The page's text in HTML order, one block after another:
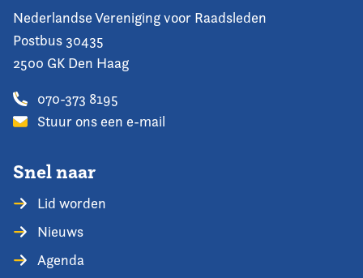
Nederlandse Vereniging voor Raadsleden
Postbus 30435
2500 GK Den Haag
070-373 8195
Stuur ons een e-mail
Snel naar
Lid worden
Nieuws
Agenda